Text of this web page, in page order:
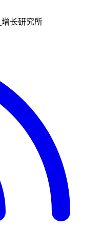
增长研究所